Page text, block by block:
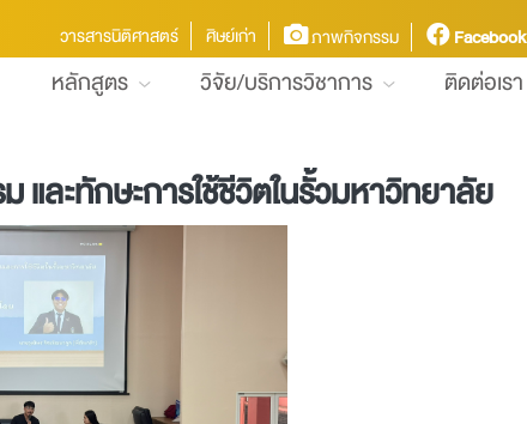
วารสารนิติศาสตร์ ศิษย์เก่า ภาพกิจกรรม Facebook
หลักสูตร วิจัย/บริการวิชาการ ติดต่อเรา
ละทักษะการใช้ชีวิตในรั้วมหาวิทยาลัย